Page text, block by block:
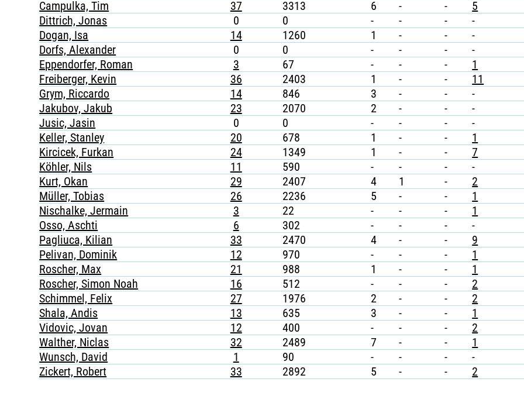
Campulka, Tim
37 3313 6 - - 5
Dittrich, Jonas
0 0 - - - -
Dogan, Isa
14 1260 1 - - -
Dorfs, Alexander
0 0 - - - -
Eppendorfer, Roman
3 67 - - - 1
Freiberger, Kevin
36 2403 1 - - 11
Grym, Riccardo
14 846 3 - - -
Jakubov, Jakub
23 2070 2 - - -
Jusic, Jasin
0 0 - - - -
Keller, Stanley
20 678 1 - - 1
Kircicek, Furkan
24 1349 1 - - 7
Köhler, Nils
11 590 - - - -
Kurt, Okan
29 2407 4 1 - 2
Müller, Tobias
26 2236 5 - - 1
Nischalke, Jermain
3 22 - - - 1
Osso, Aschti
6 302 - - - -
Pagliuca, Kilian
33 2470 4 - - 9
Pelivan, Dominik
12 970 - - - 1
Roscher, Max
21 988 1 - - 1
Roscher, Simon Noah
16 512 - - - 2
Schimmel, Felix
27 1976 2 - - 2
Shala, Andis
13 635 3 - - 1
Vidovic, Jovan
12 400 - - - 2
Walther, Niclas
32 2489 7 - - 1
Wunsch, David
1 90 - - - -
Zickert, Robert
33 2892 5 - - 2